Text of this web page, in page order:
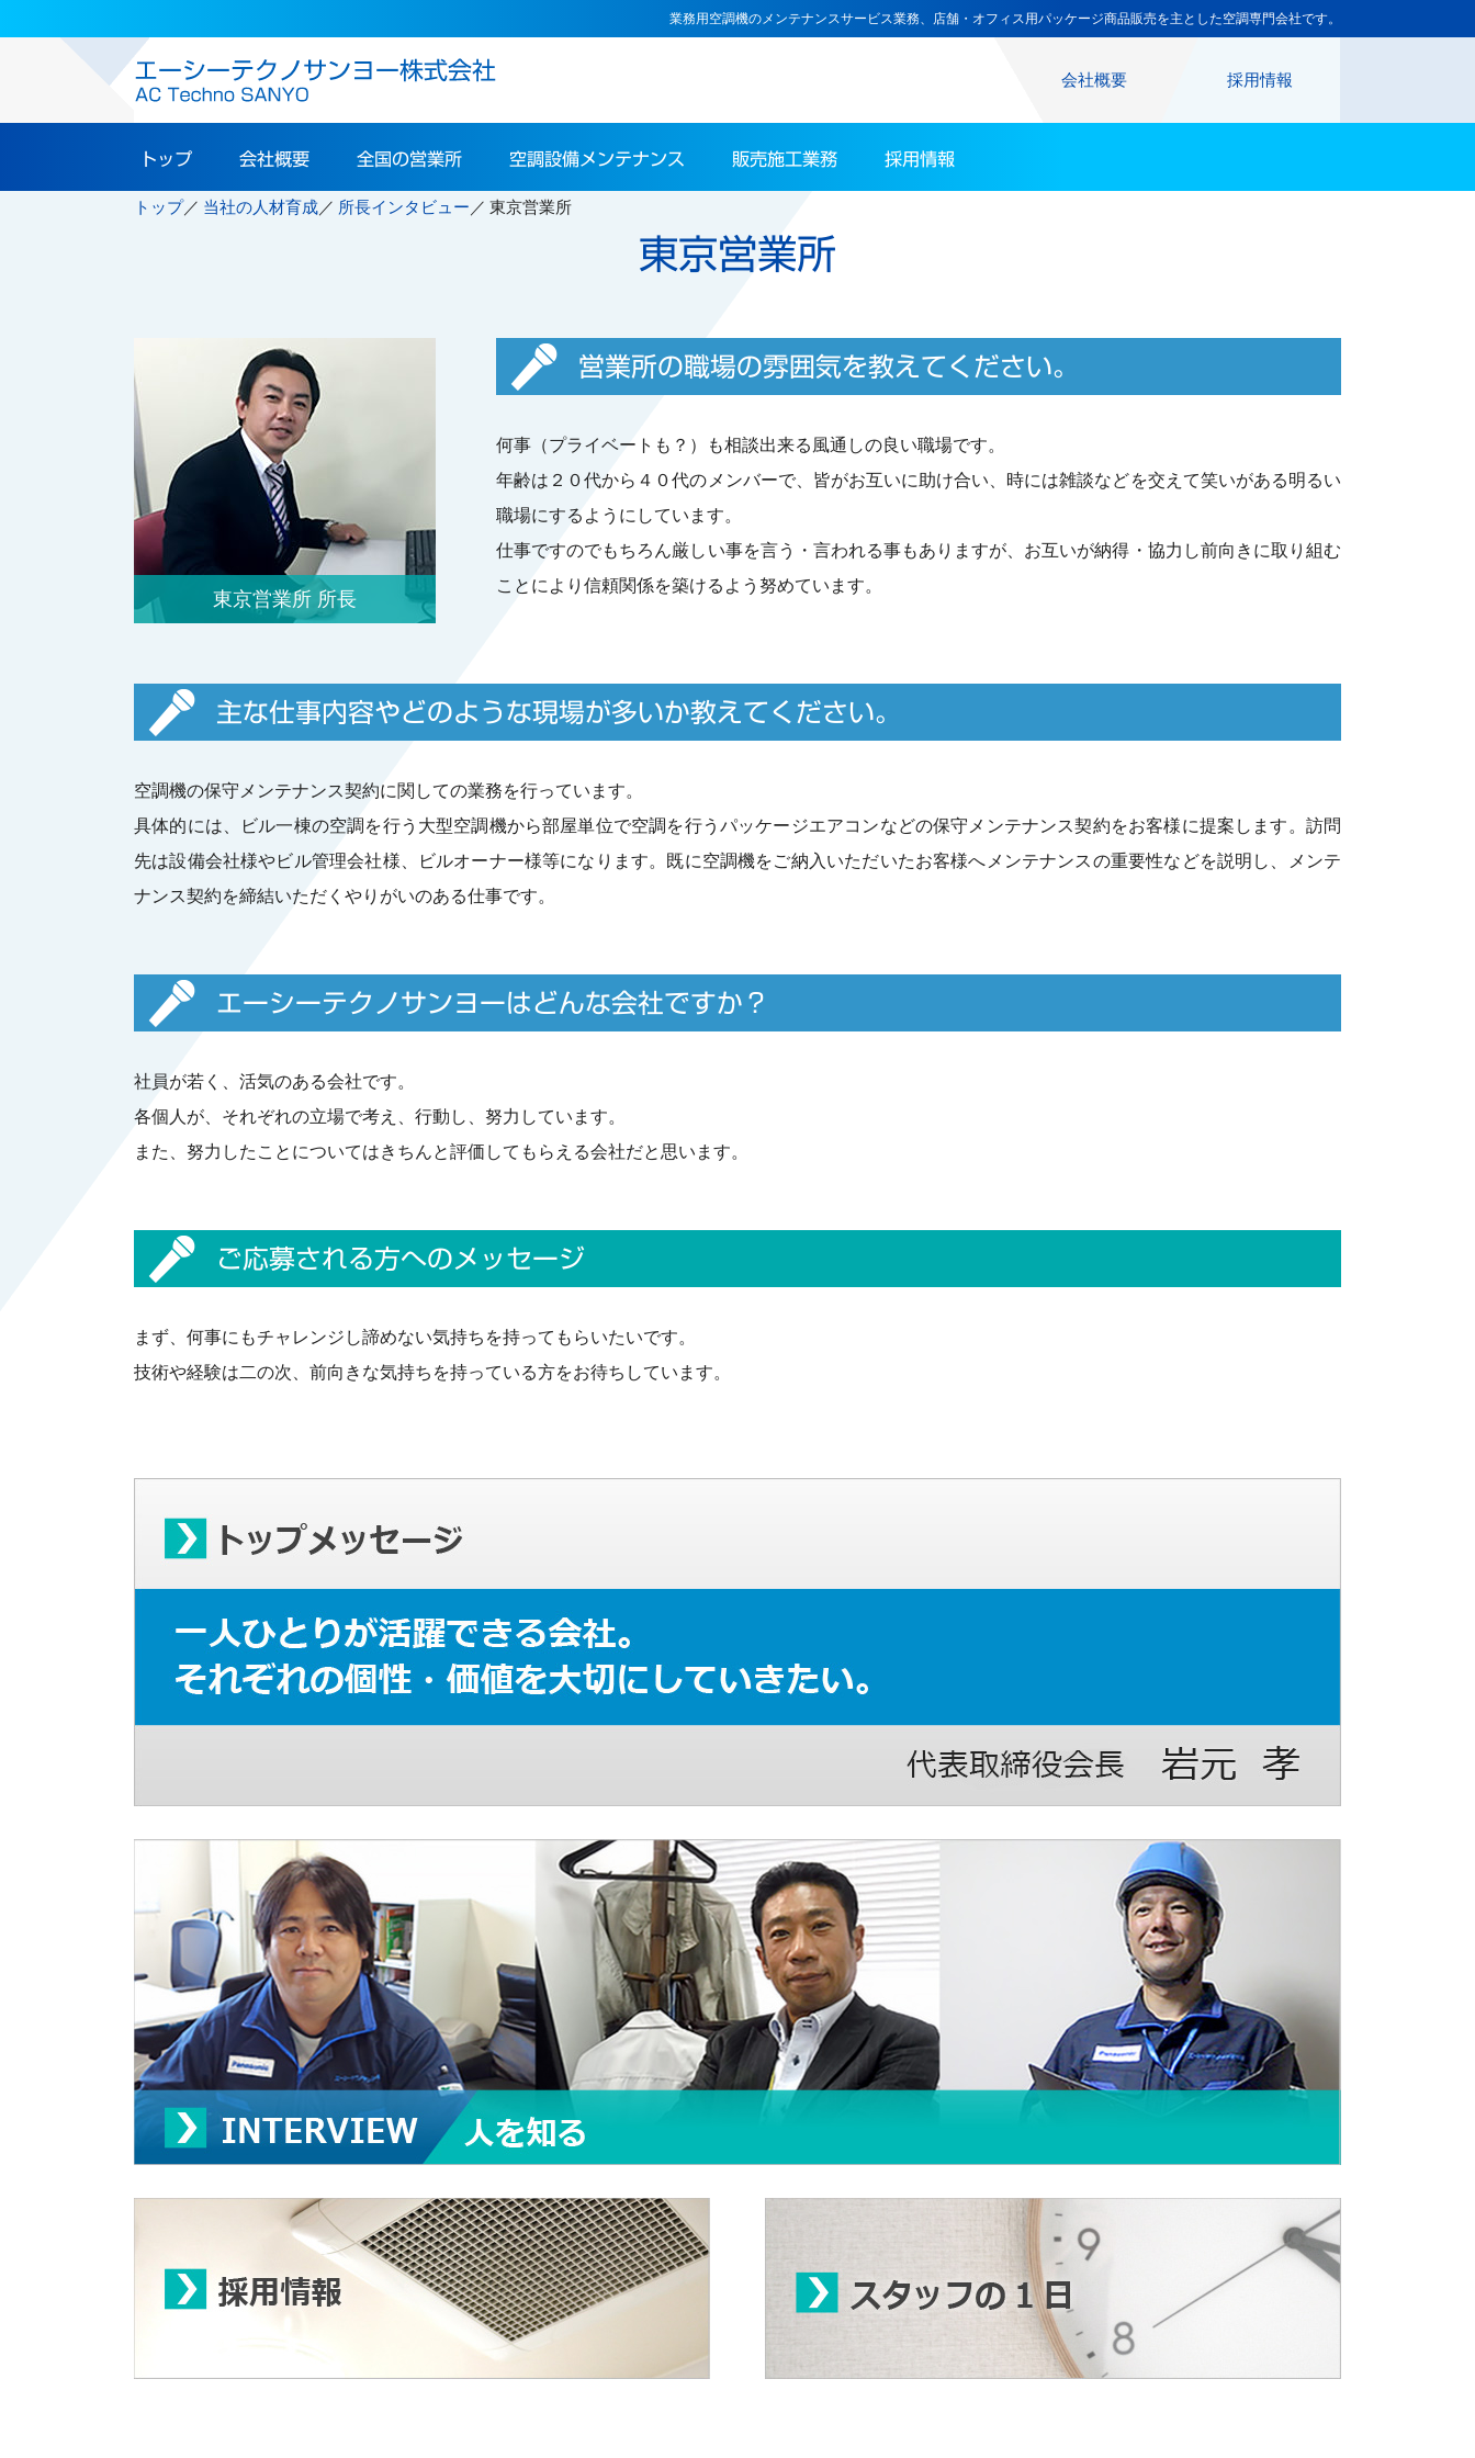
業務用空調機のメンテナンスサービス業務、店舗・オフィス用パッケージ商品販売を主とした空調専門会社です。
会社概要 採用情報
トップ 会社概要 全国の営業所 空調設備メンテナンス 販売施工業務 採用情報
トップ 当社の人材育成 所長インタビュー 東京営業所
東京営業所
東京営業所 所長
営業所の職場の雰囲気を教えてください。
何事（プライベートも？）も相談出来る風通しの良い職場です。
年齢は２０代から４０代のメンバーで、皆がお互いに助け合い、時には雑談などを交えて笑いがある明るい
職場にするようにしています。
仕事ですのでもちろん厳しい事を言う・言われる事もありますが、お互いが納得・協力し前向きに取り組む
ことにより信頼関係を築けるよう努めています。
主な仕事内容やどのような現場が多いか教えてください。
空調機の保守メンテナンス契約に関しての業務を行っています。
具体的には、ビル一棟の空調を行う大型空調機から部屋単位で空調を行うパッケージエアコンなどの保守メンテナンス契約をお客様に提案します。訪問
先は設備会社様やビル管理会社様、ビルオーナー様等になります。既に空調機をご納入いただいたお客様へメンテナンスの重要性などを説明し、メンテ
ナンス契約を締結いただくやりがいのある仕事です。
エーシーテクノサンヨーはどんな会社ですか？
社員が若く、活気のある会社です。
各個人が、それぞれの立場で考え、行動し、努力しています。
また、努力したことについてはきちんと評価してもらえる会社だと思います。
ご応募される方へのメッセージ
まず、何事にもチャレンジし諦めない気持ちを持ってもらいたいです。
技術や経験は二の次、前向きな気持ちを持っている方をお待ちしています。